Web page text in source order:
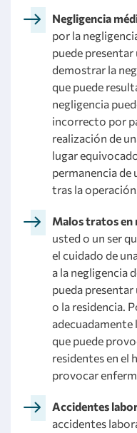
Negligencia
por la
puede presentar
demostrar la
que puede
negligencia
incorrecto por
realización de
lugar
permanencia
tras la
Malos tratos en
usted o un ser
el cuidado de
a la negligencia
pueda
o la residencia.
adecuadamente
que puede
residentes en el
provocar
Accidentes
accidentes